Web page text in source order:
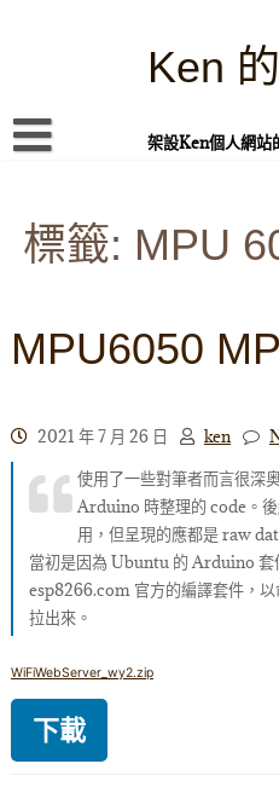
Ken
架設Ken個人網站
本站簡介
頁面練習
隱私權政策
標籤: MPU
MPU6050
2021 年 7 月 26 日 ken
使用了一些對筆者而言很深
Arduino 時整理的 code。
用，但呈現的應都是 raw
當初是因為 Ubuntu 的 Arduino 套
esp8266.com 官方的編譯套件，
拉出來。
WiFiWebServer_wy2.zip
下載